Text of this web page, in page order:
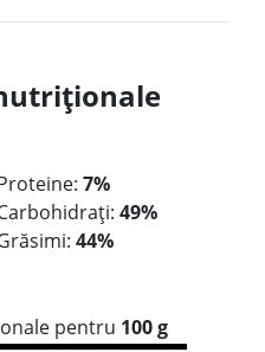
7%
49%
44%
pentru 100 g